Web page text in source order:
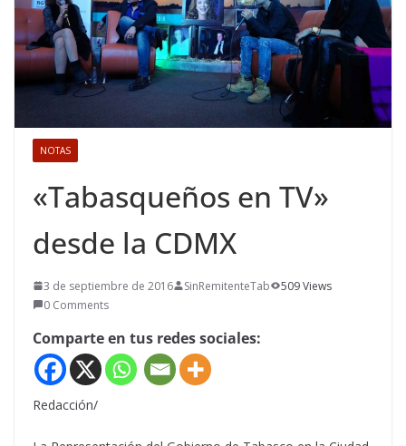
NOTAS
«Tabasqueños en TV»
desde la CDMX
3 de septiembre de 2016 SinRemitenteTab
509 Views
0 Comments
Comparte en tus redes sociales:
Redacción/